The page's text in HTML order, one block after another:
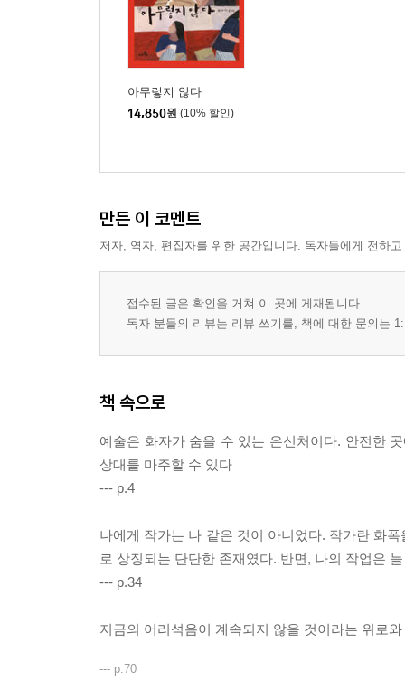
아무렇지 않다
14,850원 (10% 할인)
만든 이 코멘트
저자, 역자, 편집자를 위한 공간입니다. 독자들에게 전하
접수된 글은 확인을 거쳐 이 곳에 게재됩니다.
독자 분들의 리뷰는 리뷰 쓰기를, 책에 대한 문의는
책 속으로
예술은 화자가 숨을 수 있는 은신처이다. 안전한
상대를 마주할 수 있다
--- p.4
나에게 작가는 나 같은 것이 아니었다. 작가란 화
로 상징되는 단단한 존재였다. 반면, 나의 작업은
--- p.34
지금의 어리석음이 계속되지 않을 것이라는 위로
--- p.70